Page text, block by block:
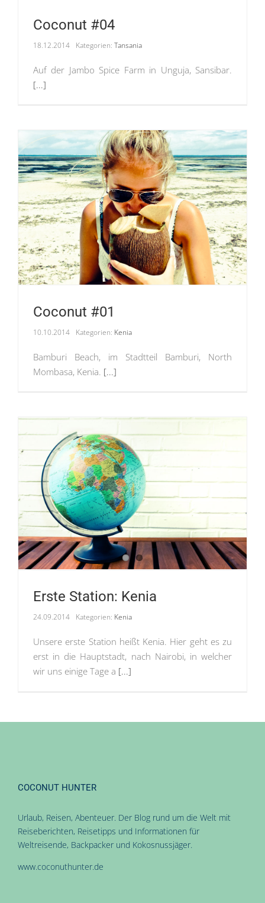
Coconut #04
18.12.2014 Kategorien: Tansania
Auf der Jambo Spice Farm in Unguja, Sansibar.
[...]
Coconut #01
10.10.2014 Kategorien: Kenia
Bamburi Beach, im Stadtteil Bamburi, North
Mombasa, Kenia. [...]
Erste Station: Kenia
24.09.2014 Kategorien: Kenia
Unsere erste Station heißt Kenia. Hier geht es zu
erst in die Hauptstadt, nach Nairobi, in welcher
wir uns einige Tage a [...]
COCONUT HUNTER
Urlaub, Reisen, Abenteuer. Der Blog rund um die Welt mit
Reiseberichten, Reisetipps und Informationen für
Weltreisende, Backpacker und Kokosnussjäger.
www.coconuthunter.de